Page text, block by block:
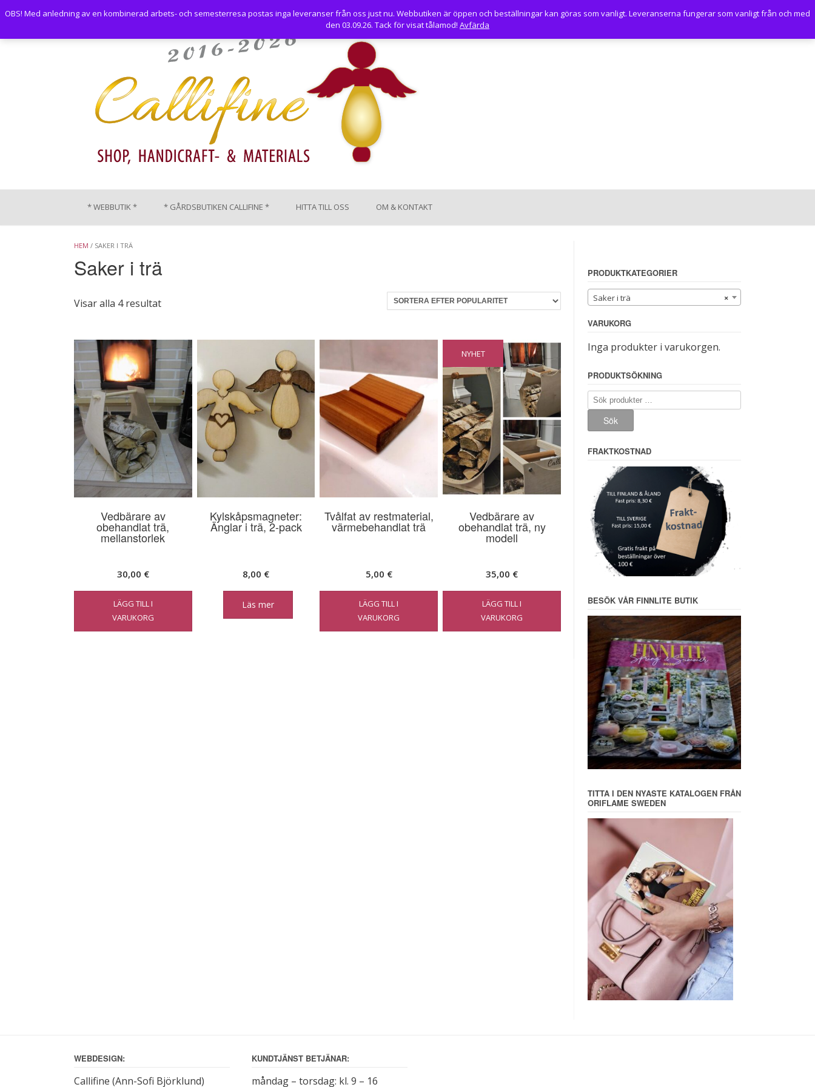
OBS! Med anledning av en kombinerad arbets- och semesterresa postas inga leveranser från oss just nu. Webbutiken är öppen och beställningar kan göras som vanligt. Leveranserna fungerar som vanligt från och med
den 03.09.26. Tack för visat tålamod! Avfärda
to
* WEBBUTIK * * GÅRDSBUTIKEN CALLIFINE * HITTA TILL OSS OM & KONTAKT
HEM / SAKER I TRÄ
Saker i trä
Visar alla 4 resultatSortera
popularitet
Vedbärare av
obehandlat trä,
mellanstorlek
30,00 €
LÄGG TILL I
VARUKORG
Kylskåpsmagneter:
Änglar i trä, 2-pack
8,00 €
Läs mer
Tvålfat av restmaterial,
värmebehandlat trä
5,00 €
LÄGG TILL I
VARUKORG
NYHET
Vedbärare av
obehandlat trä, ny
modell
35,00 €
LÄGG TILL I
VARUKORG
PRODUKTKATEGORIER
×
Saker i trä
VARUKORG
Inga produkter i varukorgen.
PRODUKTSÖKNING
Sök
efter:
Sök
FRAKTKOSTNAD
BESÖK VÅR FINNLITE BUTIK
TITTA I DEN NYASTE KATALOGEN FRÅN
ORIFLAME SWEDEN
WEBDESIGN:
Callifine (Ann-Sofi Björklund)
KUNDTJÄNST BETJÄNAR:
måndag – torsdag: kl. 9 – 16